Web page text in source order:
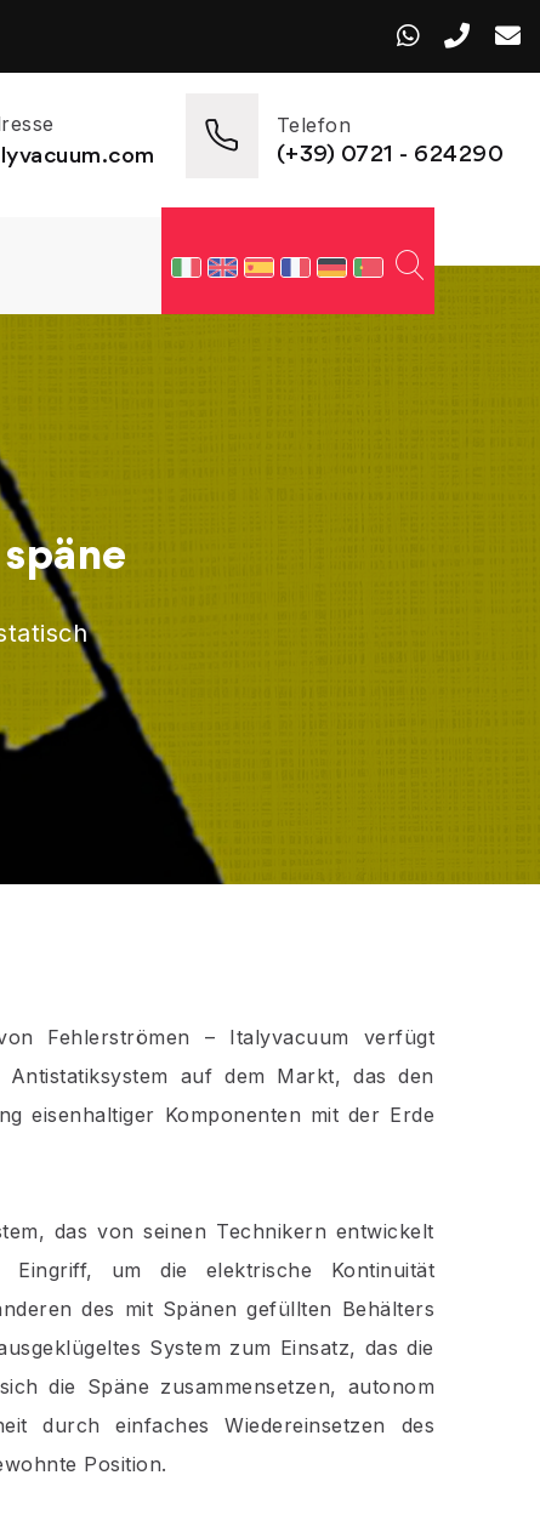
Telefon
(+39) 0721 - 624290
Fehlerströmen – Italyvacuum verfügt
auf dem Markt, das den
eisenhaltiger Komponenten mit der Erde
das von seinen Technikern entwickelt
um die elektrische Kontinuität
des mit Spänen gefüllten Behälters
System zum Einsatz, das die
die Späne zusammensetzen, autonom
durch einfaches Wiedereinsetzen des
Position.